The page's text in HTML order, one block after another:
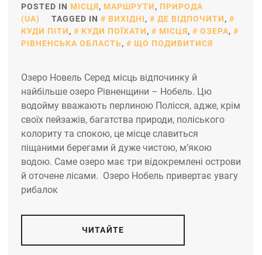
POSTED IN МІСЦЯ, МАРШРУТИ, ПРИРОДА
(UA)
TAGGED IN ВИХІДНІ, ДЕ ВІДПОЧИТИ,
КУДИ ПІТИ, КУДИ ПОЇХАТИ, МІСЦЯ, ОЗЕРА,
РІВНЕНСЬКА ОБЛАСТЬ, ЩО ПОДИВИТИСЯ
Озеро Новель Серед місць відпочинку й
найбільше озеро Рівненщини – Нобель. Цю
водойму вважають перлиною Полісся, адже, крім
своїх пейзажів, багатства природи, поліського
колориту та спокою, це місце славиться
піщаними берегами й дуже чистою, м’якою
водою. Саме озеро має три відокремлені острови
й оточене лісами. Озеро Нобель привертає увагу
рибалок
ЧИТАЙТЕ